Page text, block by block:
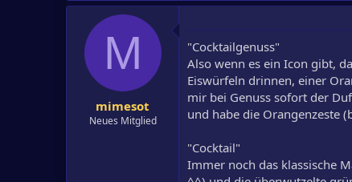
M
mimesot
Neues Mitglied
"Cocktailgenuss"
Also wenn es ein Icon gibt,
Eiswürfeln drinnen, einer
mir bei Genuss sofort der
und habe die Orangenzeste
"Cocktail"
Immer noch das klassische